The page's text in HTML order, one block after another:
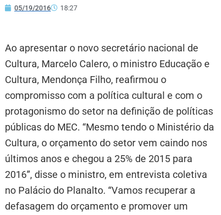
05/19/2016 18:27
Ao apresentar o novo secretário nacional de
Cultura, Marcelo Calero, o ministro Educação e
Cultura, Mendonça Filho, reafirmou o
compromisso com a política cultural e com o
protagonismo do setor na definição de políticas
públicas do MEC. “Mesmo tendo o Ministério da
Cultura, o orçamento do setor vem caindo nos
últimos anos e chegou a 25% de 2015 para
2016”, disse o ministro, em entrevista coletiva
no Palácio do Planalto. “Vamos recuperar a
defasagem do orçamento e promover um